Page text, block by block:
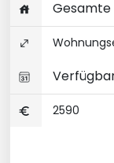
Gesamte
2590